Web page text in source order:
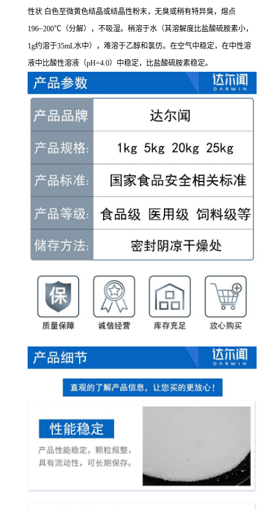
性状 白色至微黄色结晶或结晶性粉末，无臭或稍有特异臭，熔点
196~200℃（分解），不吸湿。稍溶于水（其溶解度比盐酸硫胺素小，
1g约溶于35mL水中），难溶于乙醇和氯仿。在空气中稳定，在中性溶
液中比酸性溶液（pH=4.0）中稳定，比盐酸硫胺素稳定。